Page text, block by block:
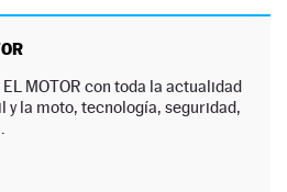
MOTOR con toda la actualidad
y la moto, tecnología, seguridad,